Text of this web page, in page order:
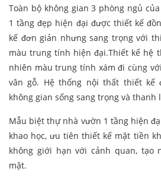
Toàn bộ không gian 3 phòng ngủ
1 tầng đẹp hiện đại được thiết kế
kế đơn giản nhưng sang trọng với
màu trung tính hiện đại.Thiết kế hệ
nhiên màu trung tính xám đi cùng
vân gỗ. Hệ thống nội thất thiết kế
không gian sống sang trọng và thanh
Mẫu biệt thự nhà vườn 1 tầng hiện
khao học, ưu tiên thiết kế mặt tiền
không giới hạn với cảnh quan, tạo
mật.